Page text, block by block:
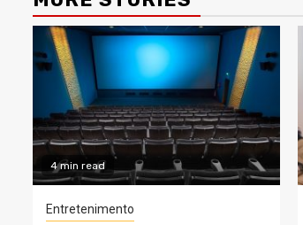
4 min read
Entretenimento